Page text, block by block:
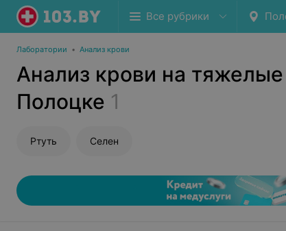
Все рубрики
Лаборатории • Анализ крови
Анализ крови на
Полоцке 1
Ртуть Селен